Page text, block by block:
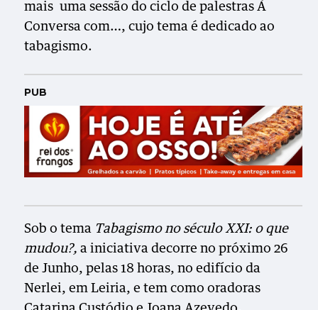
mais uma sessão do ciclo de palestras À
Conversa com…, cujo tema é dedicado ao
tabagismo.
PUB
Sob o tema Tabagismo no século XXI: o que
mudou?,a iniciativa decorre no próximo 26
de Junho, pelas 18 horas, no edifício da
Nerlei, em Leiria, e tem como oradoras